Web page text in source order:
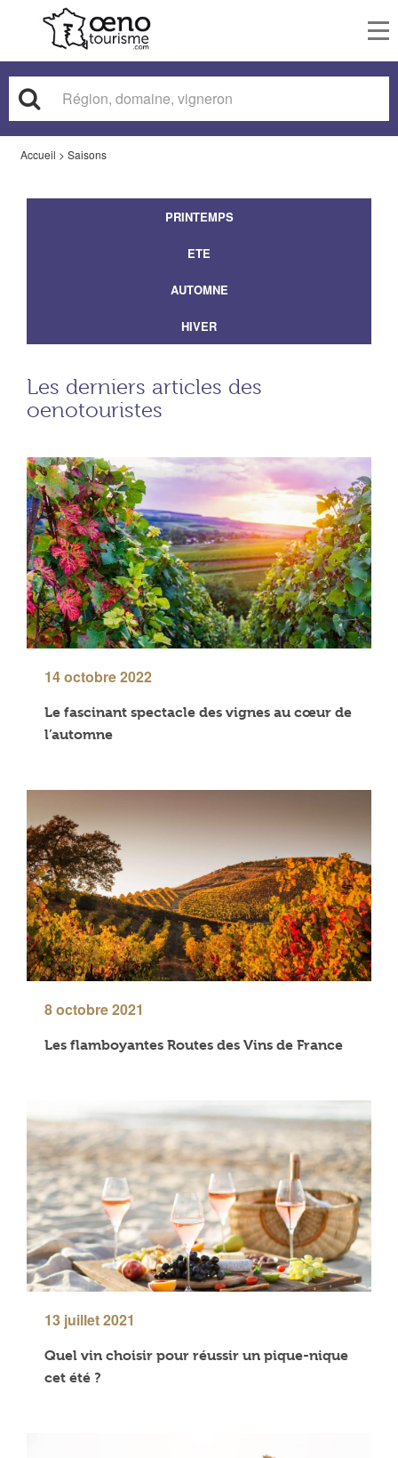
Accueil > Saisons
PRINTEMPS
ETE
AUTOMNE
HIVER
Les derniers articles des
oenotouristes
14 octobre 2022
Le fascinant spectacle des vignes au cœur de
l’automne
8 octobre 2021
Les flamboyantes Routes des Vins de France
13 juillet 2021
Quel vin choisir pour réussir un pique-nique
cet été ?